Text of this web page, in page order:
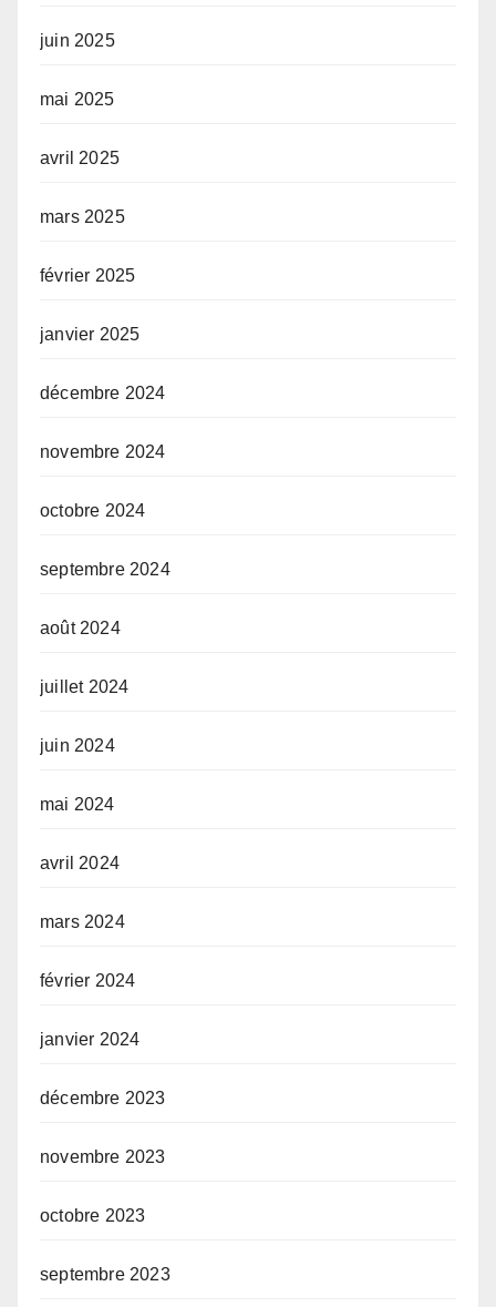
juin 2025
mai 2025
avril 2025
mars 2025
février 2025
janvier 2025
décembre 2024
novembre 2024
octobre 2024
septembre 2024
août 2024
juillet 2024
juin 2024
mai 2024
avril 2024
mars 2024
février 2024
janvier 2024
décembre 2023
novembre 2023
octobre 2023
septembre 2023